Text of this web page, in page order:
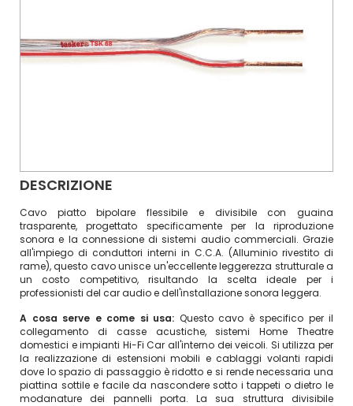
DESCRIZIONE
Cavo piatto bipolare flessibile e divisibile con guaina
trasparente, progettato specificamente per la riproduzione
sonora e la connessione di sistemi audio commerciali. Grazie
all'impiego di conduttori interni in C.C.A. (Alluminio rivestito di
rame), questo cavo unisce un'eccellente leggerezza strutturale a
un costo competitivo, risultando la scelta ideale per i
professionisti del car audio e dell'installazione sonora leggera.
A cosa serve e come si usa: Questo cavo è specifico per il
collegamento di casse acustiche, sistemi Home Theatre
domestici e impianti Hi-Fi Car all'interno dei veicoli. Si utilizza per
la realizzazione di estensioni mobili e cablaggi volanti rapidi
dove lo spazio di passaggio è ridotto e si rende necessaria una
piattina sottile e facile da nascondere sotto i tappeti o dietro le
modanature dei pannelli porta. La sua struttura divisibile